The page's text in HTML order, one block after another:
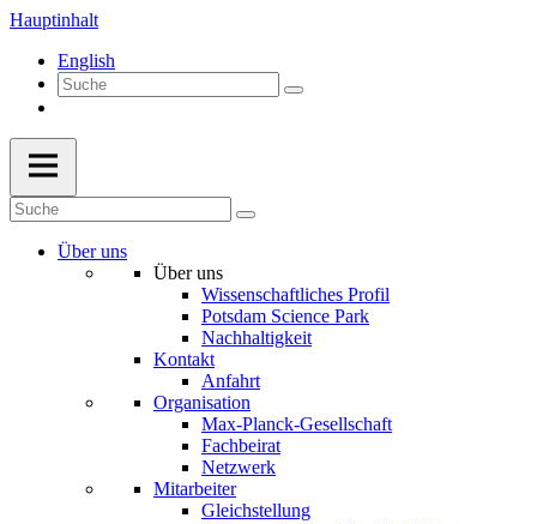
Hauptinhalt
English
Über uns
Über uns
Wissenschaftliches Profil
Potsdam Science Park
Nachhaltigkeit
Kontakt
Anfahrt
Organisation
Max-Planck-Gesellschaft
Fachbeirat
Netzwerk
Mitarbeiter
Gleichstellung